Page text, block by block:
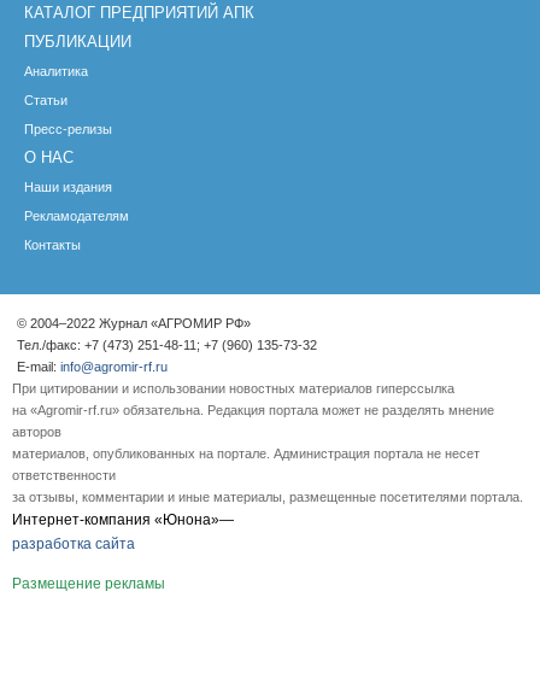
КАТАЛОГ ПРЕДПРИЯТИЙ АПК
ПУБЛИКАЦИИ
Аналитика
Статьи
Пресс-релизы
О НАС
Наши издания
Рекламодателям
Контакты
© 2004–2022 Журнал «АГРОМИР РФ»
Тел./факс: +7 (473) 251-48-11; +7 (960) 135-73-32
E-mail: info@agromir-rf.ru
При цитировании и использовании новостных материалов гиперссылка
на «Agromir-rf.ru» обязательна. Редакция портала может не разделять мнение
авторов
материалов, опубликованных на портале. Администрация портала не несет
ответственности
за отзывы, комментарии и иные материалы, размещенные посетителями портала.
Интернет-компания «Юнона»—
разработка сайта
Размещение рекламы